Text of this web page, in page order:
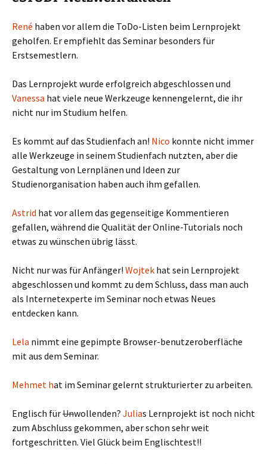
René haben vor allem die ToDo-Listen beim Lernprojekt
geholfen. Er empfiehlt das Seminar besonders für
Erstsemestlern.
Das Lernprojekt wurde erfolgreich abgeschlossen und
Vanessa hat viele neue Werkzeuge kennengelernt, die ihr
nicht nur im Studium helfen.
Es kommt auf das Studienfach an! Nico konnte nicht immer
alle Werkzeuge in seinem Studienfach nutzten, aber die
Gestaltung von Lernplänen und Ideen zur
Studienorganisation haben auch ihm gefallen.
Astrid hat vor allem das gegenseitige Kommentieren
gefallen, während die Qualität der Online-Tutorials noch
etwas zu wünschen übrig lässt.
Nicht nur was für Anfänger! Wojtek hat sein Lernprojekt
abgeschlossen und kommt zu dem Schluss, dass man auch
als Internetexperte im Seminar noch etwas Neues
entdecken kann.
Lela nimmt eine gepimpte Browser-benutzeroberfläche
mit aus dem Seminar.
Mehmet hat im Seminar gelernt strukturierter zu arbeiten.
Englisch fürUnwollenden? Julias Lernprojekt ist noch nicht
zum Abschluss gekommen, aber schon sehr weit
fortgeschritten. Viel Glück beim Englischtest!!